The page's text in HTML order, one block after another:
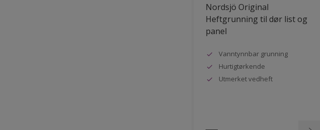
Nordsjö Original
Heftgrunning til dør list og
panel
Vanntynnbar grunning
Hurtigtørkende
Utmerket vedheft